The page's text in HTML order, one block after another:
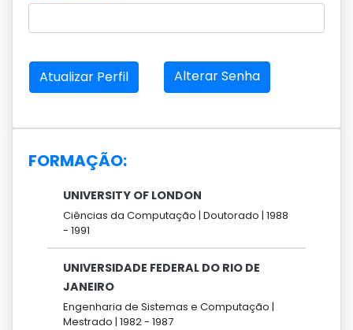
Atualizar Perfil Alterar Senha
FORMAÇÃO:
UNIVERSITY OF LONDON
Ciências da Computação | Doutorado | 1988
- 1991
UNIVERSIDADE FEDERAL DO RIO DE
JANEIRO
Engenharia de Sistemas e Computação |
Mestrado | 1982 - 1987